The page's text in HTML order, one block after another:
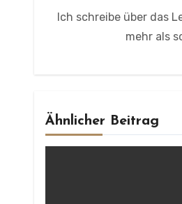
Ich schreibe über das
mehr als
Ähnlicher Beitrag